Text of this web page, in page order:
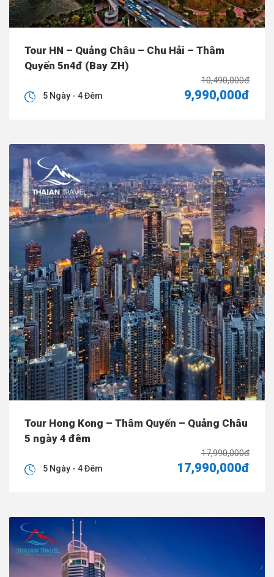
Tour HN – Quảng Châu – Chu Hải – Thâm
Quyến 5n4đ (Bay ZH)
10,490,000đ
9,990,000đ
5 Ngày - 4 Đêm
Tour Hong Kong – Thâm Quyến – Quảng Châu
5 ngày 4 đêm
17,990,000đ
17,990,000đ
5 Ngày - 4 Đêm